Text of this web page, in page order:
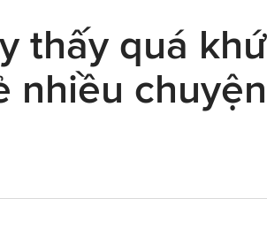
thấy quá khứ
nhiều chuyện